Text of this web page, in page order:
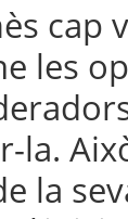
les
la.
la